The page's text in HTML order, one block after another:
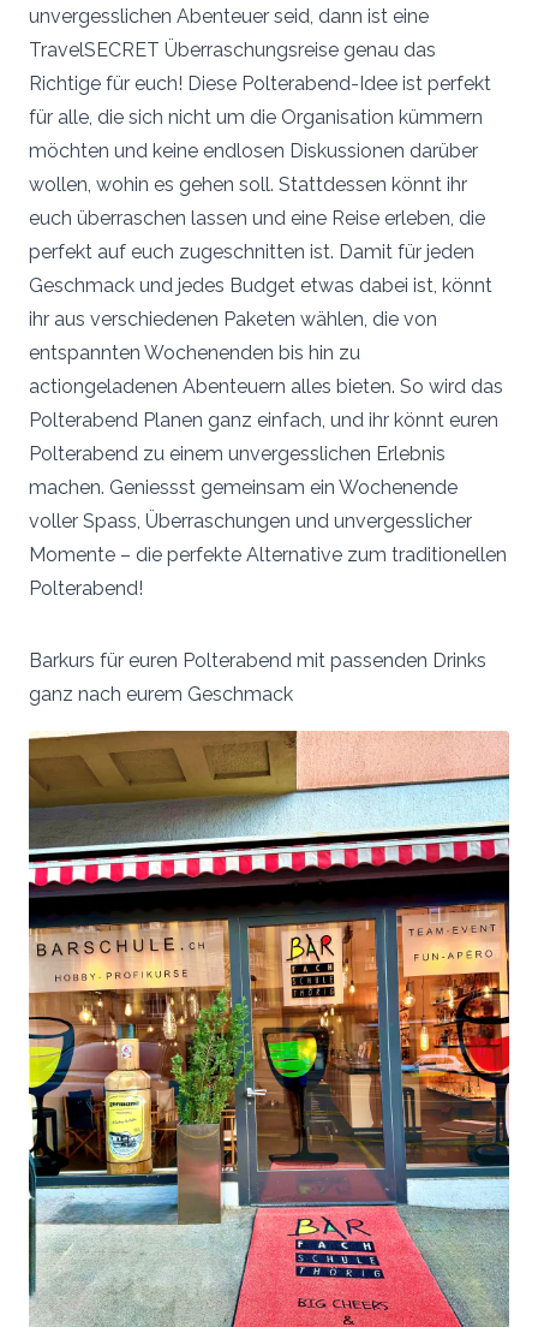
unvergesslichen Abenteuer seid, dann ist eine
TravelSECRET Überraschungsreise genau das
Richtige für euch! Diese Polterabend-Idee ist perfekt
für alle, die sich nicht um die Organisation kümmern
möchten und keine endlosen Diskussionen darüber
wollen, wohin es gehen soll. Stattdessen könnt ihr
euch überraschen lassen und eine Reise erleben, die
perfekt auf euch zugeschnitten ist. Damit für jeden
Geschmack und jedes Budget etwas dabei ist, könnt
ihr aus verschiedenen Paketen wählen, die von
entspannten Wochenenden bis hin zu
actiongeladenen Abenteuern alles bieten. So wird das
Polterabend Planen ganz einfach, und ihr könnt euren
Polterabend zu einem unvergesslichen Erlebnis
machen. Geniessst gemeinsam ein Wochenende
voller Spass, Überraschungen und unvergesslicher
Momente – die perfekte Alternative zum traditionellen
Polterabend!
Barkurs für euren Polterabend mit passenden Drinks
ganz nach eurem Geschmack